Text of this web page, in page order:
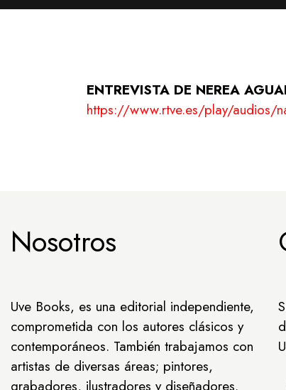
ENTREVISTA DE NEREA
https://www.rtve.es/play/audios/
Nosotros
Uve Books, es una editorial independiente,
comprometida con los autores clásicos y
contemporáneos. También trabajamos con
artistas de diversas áreas; pintores,